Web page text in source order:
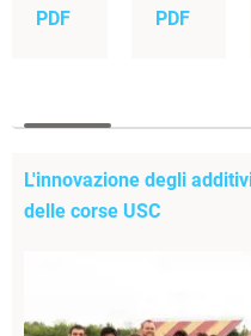
PDF
PDF
L'innovazione degli
delle corse USC